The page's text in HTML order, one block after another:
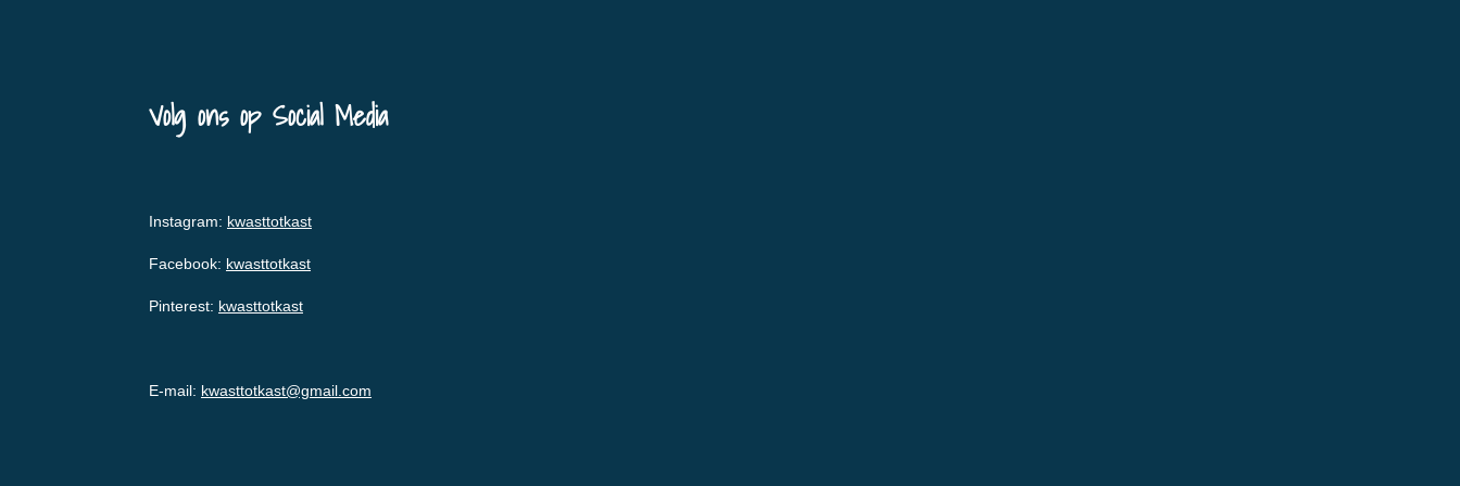
Volg ons op Social Media
Instagram: kwasttotkast
Facebook: kwasttotkast
Pinterest: kwasttotkast
E-mail: kwasttotkast@gmail.com